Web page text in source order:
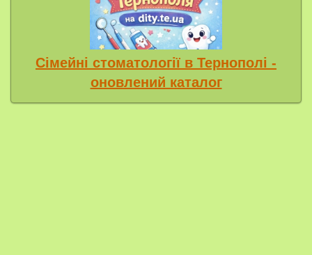
Сімейні стоматології в Тернополі -
оновлений каталог